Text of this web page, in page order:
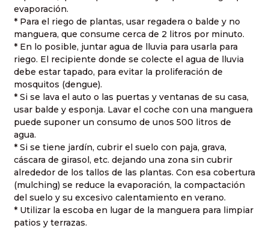
evaporación.
* Para el riego de plantas, usar regadera o balde y no
manguera, que consume cerca de 2 litros por minuto.
* En lo posible, juntar agua de lluvia para usarla para
riego. El recipiente donde se colecte el agua de lluvia
debe estar tapado, para evitar la proliferación de
mosquitos (dengue).
* Si se lava el auto o las puertas y ventanas de su casa,
usar balde y esponja. Lavar el coche con una manguera
puede suponer un consumo de unos 500 litros de
agua.
* Si se tiene jardín, cubrir el suelo con paja, grava,
cáscara de girasol, etc. dejando una zona sin cubrir
alrededor de los tallos de las plantas. Con esa cobertura
(mulching) se reduce la evaporación, la compactación
del suelo y su excesivo calentamiento en verano.
* Utilizar la escoba en lugar de la manguera para limpiar
patios y terrazas.